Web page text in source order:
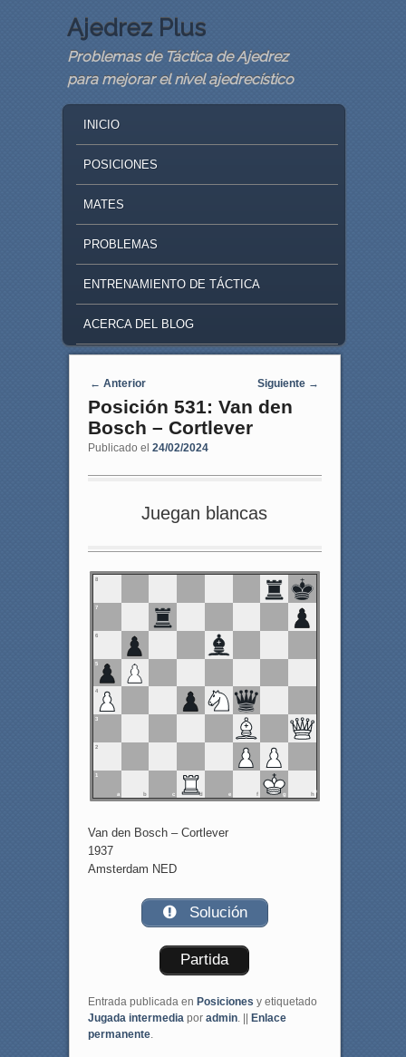
Ajedrez Plus
Problemas de Táctica de Ajedrez
para mejorar el nivel ajedrecístico
SKIP TO PRIMARY CONTENT
SKIP TO SECONDARY CONTENT
INICIO
POSICIONES
MATES
PROBLEMAS
ENTRENAMIENTO DE TÁCTICA
ACERCA DEL BLOG
Navegaci�n de entradas
← Anterior Siguiente →
Posición 531: Van den
Bosch – Cortlever
Publicado el 24/02/2024
Juegan blancas
8
7
6
5
4
3
2
1
a b c d e f g h
Van den Bosch – Cortlever
1937
Amsterdam NED
Solución
Partida
Entrada publicada en Posiciones y etiquetado
Jugada intermedia por admin. || Enlace
permanente.